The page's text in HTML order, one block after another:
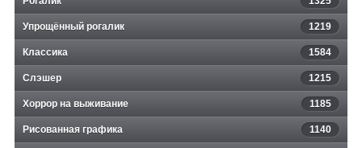
Упрощённый рогалик 1219
Классика 1584
Слэшер 1215
Хоррор на выживание 1185
Рисованная графика 1140